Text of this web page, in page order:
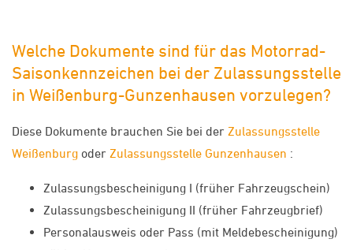
Welche Dokumente sind für das Motorrad-
Saisonkennzeichen bei der Zulassungsstelle
in Weißenburg-Gunzenhausen vorzulegen?
Diese Dokumente brauchen Sie bei der Zulassungsstelle
Weißenburg oder Zulassungsstelle Gunzenhausen :
Zulassungsbescheinigung I (früher Fahrzeugschein)
Zulassungsbescheinigung II (früher Fahrzeugbrief)
Personalausweis oder Pass (mit Meldebescheinigung)